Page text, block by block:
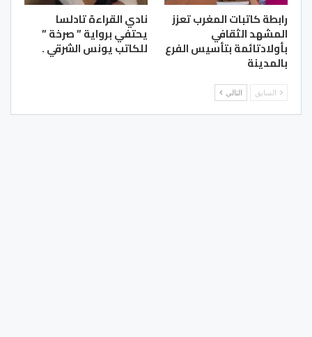
رابطة كاتبات المغرب تعزز
المشهد الثقافي
بأولادتائمة بتأسيس الفرع
بالمدينة
نادي القراءة تادلسا
يحتفي برواية ” صرخة ”
للكاتب يونس الشرقي .
السابق التالي